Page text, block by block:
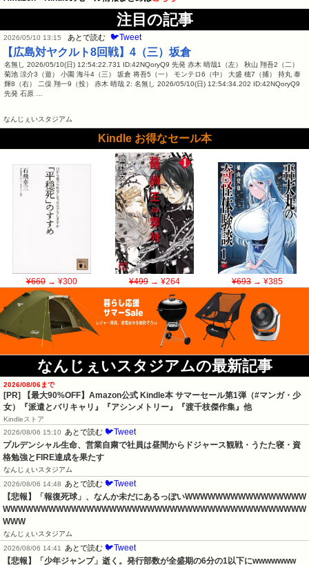
注目の記事
2026/05/10 13:15 あとで読む 🐦Tweet
【広島対ヤクルト8回戦】4（三）坂倉
名無し 2026/05/10(日) 12:54:22.731 ID:42NQoryQ9 先発 赤木 晴哉1（左） 秋山 翔吾2（二）
菊池 涼介3（遊） 小園 海斗4（三） 坂倉 将吾5（一） モンテロ6（中） 大盛 穂7（捕） 持丸 泰
輝8（右） 二俣 翔一9（投） 赤木 晴哉 2: 名無し 2026/05/10(日) 12:54:34.202 ID:42NQoryQ9
先発 石原 …
なんじぇいスタジアム
Kindle お得なセール本
¥660→ ¥300 ¥499→ ¥264 ¥693→ ¥385
なんじぇいスタジアムの最新記事
2026/08/06まで
[PR]
【最大90%OFF】Amazon公式 Kindle本 サマーセール第1弾（#マンガ・少
女）『派遣とバリキャリ』『アシンメトリー』『渡千枝傑作集』他
Kindleストア
2026/08/06 15:10
あとで読む 🐦Tweet
プルデンシャル生命、営業自粛で社員は昼間からドジャース観戦・うたた寝・資
格勉強とFIRE達成を果たす
なんじぇいスタジアム
2026/08/06 14:48
あとで読む 🐦Tweet
【悲報】「報復死球」、なんか未だにあるっぽいWWWWWWWWWWWWWWWW
WWWWWWWWWWWWWWWWWWWWWWWWWWWWWWWWWWWWWWWW
WWW
なんじぇいスタジアム
2026/08/06 14:41
あとで読む 🐦Tweet
【悲報】「少年ジャンプ」逝く。発行部数が全盛期の6分の1以下にwwwwwww